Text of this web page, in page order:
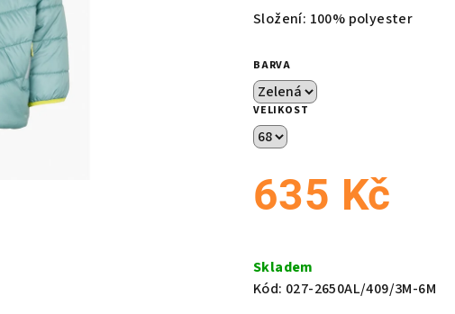
produktu
z
5
hvězdiček.
Složení: 100% polyester
BARVA
VELIKOST
635 Kč
cena:
Skladem
Kód: 027-2650AL/409/3M-6M